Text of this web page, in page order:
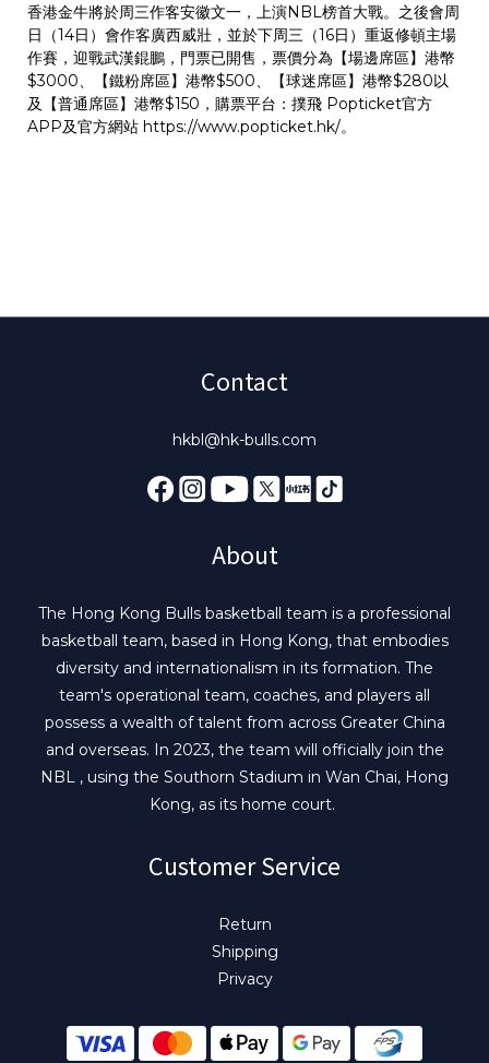
香港金牛將於周三作客安徽文一，上演NBL榜首大戰。之後會周
日（14日）會作客廣西威壯，並於下周三（16日）重返修頓主場
作賽，迎戰武漢錕鵬，門票已開售，票價分為【場邊席區】港幣
$3000、【鐵粉席區】港幣$500、【球迷席區】港幣$280以
及【普通席區】港幣$150，購票平台：撲飛 Popticket官方
APP及官方網站 https://www.popticket.hk/。
Contact
hkbl@hk-bulls.com
About
The Hong Kong Bulls basketball team is a professional
basketball team, based in Hong Kong, that embodies
diversity and internationalism in its formation. The
team's operational team, coaches, and players all
possess a wealth of talent from across Greater China
and overseas. In 2023, the team will officially join the
NBL , using the Southorn Stadium in Wan Chai, Hong
Kong, as its home court.
Customer Service
Return
Shipping
Privacy